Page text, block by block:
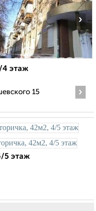
›
4 этаж
15
›
5 этаж